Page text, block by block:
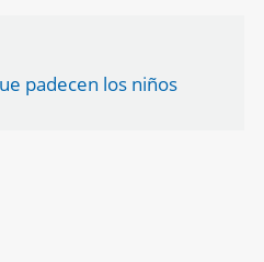
padecen los niños